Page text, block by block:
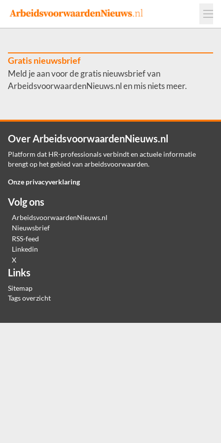
Events
Adverteren
Werkgevers
Contact
Gratis nieuwsbrief
Meld je aan voor de gratis nieuwsbrief van
ArbeidsvoorwaardenNieuws.nl en mis niets meer.
Over ArbeidsvoorwaardenNieuws.nl
Platform dat HR-professionals verbindt en actuele informatie
brengt op het gebied van arbeidsvoorwaarden.
Onze privacyverklaring
Volg ons
ArbeidsvoorwaardenNieuws.nl
Nieuwsbrief
RSS-feed
Linkedin
X
Links
Sitemap
Tags overzicht